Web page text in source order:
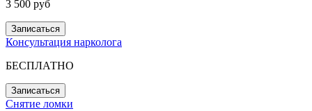
3 500 руб
Записаться
Консультация нарколога
БЕСПЛАТНО
Записаться
Снятие ломки